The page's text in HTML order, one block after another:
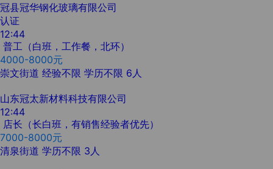
冠县冠华钢化玻璃有限公司
认证
12:44
普工（白班，工作餐，北环）
4000-8000元
崇文街道 经验不限 学历不限 6人
山东冠太新材料科技有限公司
12:44
店长（长白班，有销售经验者优先）
7000-8000元
清泉街道 学历不限 3人